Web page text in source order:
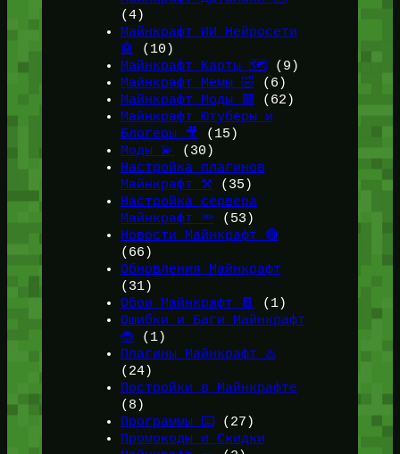
(4)
Майнкрафт ИИ Нейросети
🤖
(10)
Майнкрафт Карты 🗺️(9)
Майнкрафт Мемы 🤣 (6)
Майнкрафт Моды 🟩 (62)
Майнкрафт Ютуберы и
Блогеры 🎥
(15)
Моды 💫
(30)
Настройка плагинов
Майнкрафт ⚒️(35)
Настройка сервера
Майнкрафт 🔦 (53)
Новости Майнкрафт 🔴
(66)
Обновления Майнкрафт
(31)
Обои Майнкрафт 📔
(1)
Ошибки и Баги Майнкрафт
🐞(1)
Плагины Майнкрафт ♨️
(24)
Постройки в Майнкрафте
(8)
Программы ⌨️(27)
Промокоды и Скидки